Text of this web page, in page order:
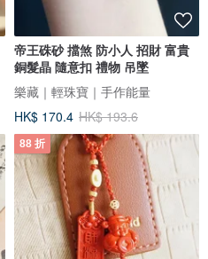
帝王硃砂 擋煞 防小人 招財 富貴
銅髮晶 隨意扣 禮物 吊墜
樂藏｜輕珠寶｜手作能量
HK$ 170.4 HK$ 193.6
88 折